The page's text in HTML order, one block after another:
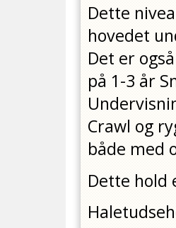
Dette
hovedet
Det er
på 1-3 år
Crawl og
både med
Dette